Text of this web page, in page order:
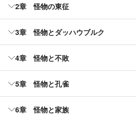
2章 怪物の東征
3章 怪物とダッハウブルク
4章 怪物と不敗
5章 怪物と孔雀
6章 怪物と家族